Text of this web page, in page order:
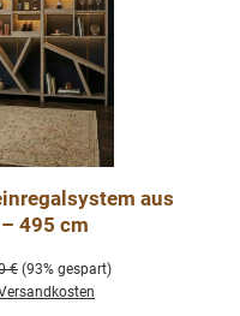
aus
495 cm
Preis:
€ (93% gespart)